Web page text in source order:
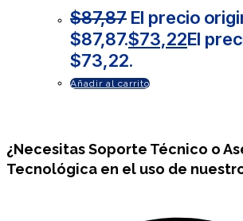
$87,87 El precio
$87,87.$73,22El
$73,22.
Añadir al carrito
¿NecesitasSoporte Técnico o
Tecnológica en el uso de